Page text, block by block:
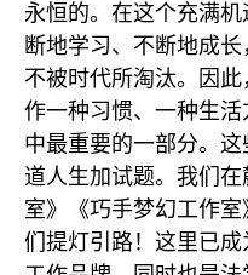
永恒的。在这个充满
断地学习、不断地成长
不被时代所淘汰。因
作一种习惯、一种生
中最重要的一部分。
道人生加试题。我们
室》《巧手梦幻工作
们提灯引路！这里已